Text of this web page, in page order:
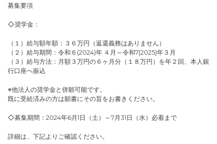
募集要項
◇奨学金：
（１）給与額年額：３６万円（返還義務はありません）
（２）給与期間：令和６(2024)年 ４月～令和7(2025)年３月
（３）給与方法：月額３万円の６ヶ月分（１８万円）を年２回、本人銀
行口座へ振込
※他法人の奨学金と併願可能です。
既に受給済みの方は願書にその旨をお書きください。
◇募集期間：2024年6月1日（土）～7月31日（水）必着まで
詳細は、下記よりご確認ください。